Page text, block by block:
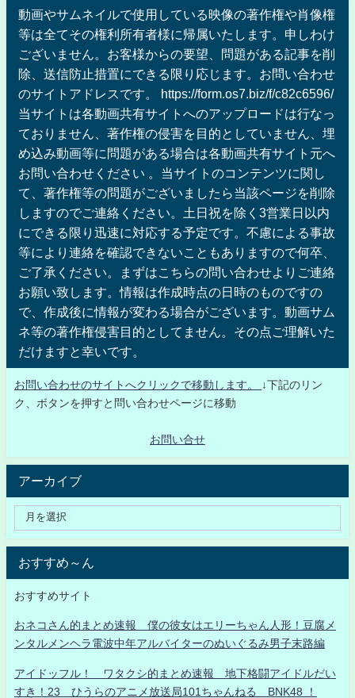
動画やサムネイルで使用している映像の著作権や肖像権
等は全てその権利所有者様に帰属いたします。申しわけ
ございません。お客様からの要望、問題がある記事を削
除、送信防止措置にできる限り応じます。お問い合わせ
のサイトアドレスです。 https://form.os7.biz/f/c82c6596/
当サイトは各動画共有サイトへのアップロードは行なっ
ておりません、著作権の侵害を目的としていません、埋
め込み動画等に問題がある場合は各動画共有サイト元へ
お問い合わせください 。当サイトのコンテンツに関し
て、著作権等の問題がございましたら当該ページを削除
しますのでご連絡ください。土日祝を除く3営業日以内
にできる限り迅速に対応する予定です。不慮による事故
等により連絡を確認できないこともありますので何卒、
ご了承ください。まずはこちらの問い合わせよりご連絡
お願い致します。情報は作成時点の日時のものですの
で、作成後に情報が変わる場合がございます。動画サム
ネ等の著作権侵害目的としてません。その点ご理解いた
だけますと幸いです。
お問い合わせのサイトへクリックで移動します。
↓下記のリン
ク、ボタンを押すと問い合わせページに移動
お問い合せ
アーカイブ
おすすめ～ん
おすすめサイト
おネコさん的まとめ速報 僕の彼女はエリーちゃん人形！豆腐メ
ンタルメンヘラ電波中年アルバイターのぬいぐるみ男子末路編
アイドッフル！ ワタクシ的まとめ速報 地下格闘アイドルだい
すき！23 ひうらのアニメ放送局101ちゃんねる BNK48 ！